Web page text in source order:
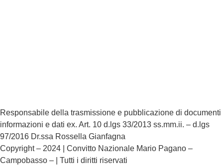
Responsabile della trasmissione e pubblicazione di documenti
informazioni e dati ex. Art. 10 d.lgs 33/2013 ss.mm.ii. – d.lgs
97/2016 Dr.ssa Rossella Gianfagna
Copyright – 2024 | Convitto Nazionale Mario Pagano –
Campobasso – | Tutti i diritti riservati